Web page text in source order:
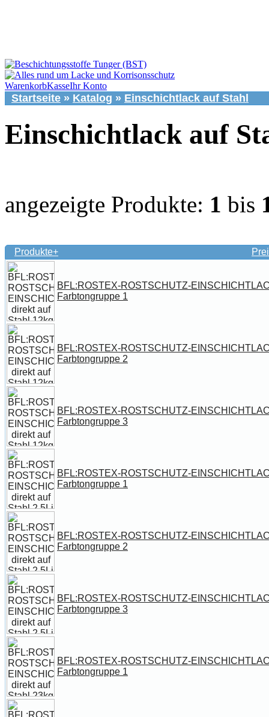
WarenkorbKasseIhr Konto
Startseite » Katalog » Einschichtlack auf Stahl
Einschichtlack auf
angezeigte Produkte: 1 bis
Produkte+
BFL:ROSTEX-ROSTSCHUTZ-
Farbtongruppe 1
BFL:ROSTEX-ROSTSCHUTZ-
Farbtongruppe 2
BFL:ROSTEX-ROSTSCHUTZ-
Farbtongruppe 3
BFL:ROSTEX-ROSTSCHUTZ-
Farbtongruppe 1
BFL:ROSTEX-ROSTSCHUTZ-
Farbtongruppe 2
BFL:ROSTEX-ROSTSCHUTZ-
Farbtongruppe 3
BFL:ROSTEX-ROSTSCHUTZ-
Farbtongruppe 1